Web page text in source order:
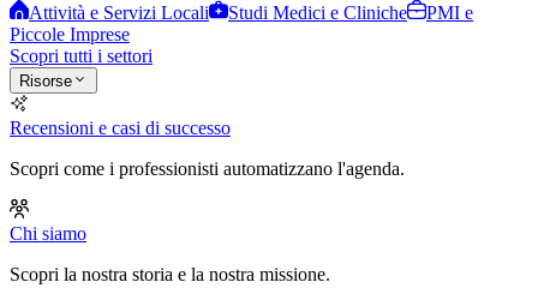
Attività e Servizi Locali
Studi Medici e Cliniche
PMI e
Piccole Imprese
Scopri tutti i settori
Risorse
Recensioni e casi di successo
Scopri come i professionisti automatizzano l'agenda.
Chi siamo
Scopri la nostra storia e la nostra missione.